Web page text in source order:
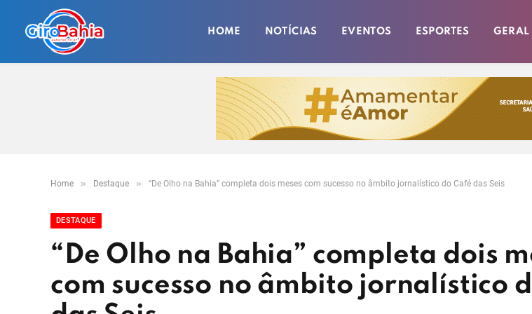
HOME NOTÍCIAS EVENTOS ESPORTES GERAL
Home » Destaque » “De Olho na Bahia” completa dois meses com sucesso no âmbito jornalístico do Café das Seis
DESTAQUE
“De Olho na Bahia” completa dois
com sucesso no âmbito jornalístico